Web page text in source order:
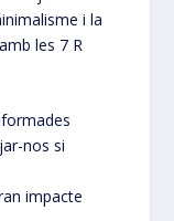
i la
les 7 R
nos si
impacte